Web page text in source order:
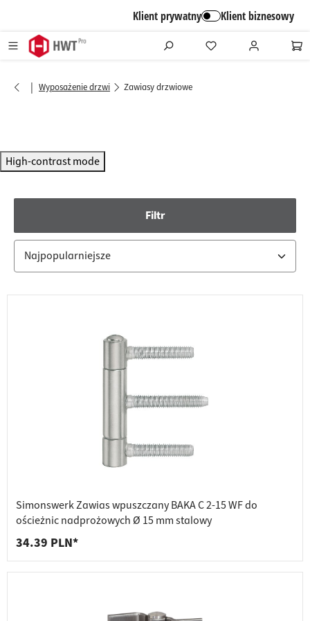
Klient prywatny Klient biznesowy
| Wyposażenie drzwi Zawiasy drzwiowe
High-contrast mode
Filtr
Simonswerk Zawias wpuszczany BAKA C 2-15 WF do
ościeżnic nadprożowych Ø 15 mm stalowy
34.39 PLN*